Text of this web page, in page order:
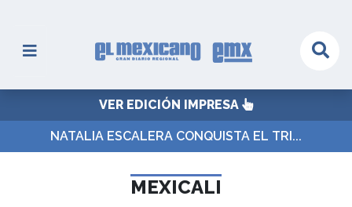
VER EDICIÓN IMPRESA
NATALIA ESCALERA CONQUISTA EL TRI...
MEXICALI